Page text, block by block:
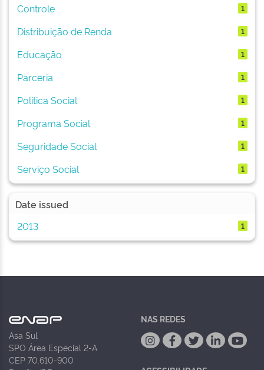
Controle 1
Distribuição de Renda 1
Educação 1
Parceria 1
Política Social 1
Programa Social 1
Seguridade Social 1
Serviço Social 1
Date issued
2013
1
Asa Sul
SPO Área Especial 2-A
CEP 70.610-900
NAS REDES